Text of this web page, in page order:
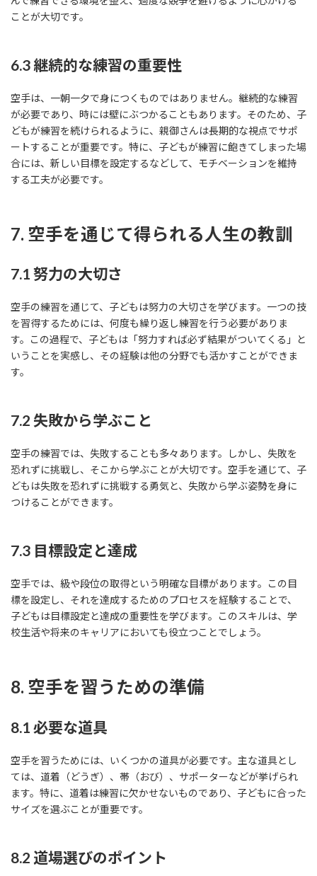
ことが大切です。
6.3 継続的な練習の重要性
空手は、一朝一夕で身につくものではありません。継続的な練習
が必要であり、時には壁にぶつかることもあります。そのため、子
どもが練習を続けられるように、親御さんは長期的な視点でサポ
ートすることが重要です。特に、子どもが練習に飽きてしまった場
合には、新しい目標を設定するなどして、モチベーションを維持
する工夫が必要です。
7. 空手を通じて得られる人生の教訓
7.1 努力の大切さ
空手の練習を通じて、子どもは努力の大切さを学びます。一つの技
を習得するためには、何度も繰り返し練習を行う必要がありま
す。この過程で、子どもは「努力すれば必ず結果がついてくる」と
いうことを実感し、その経験は他の分野でも活かすことができま
す。
7.2 失敗から学ぶこと
空手の練習では、失敗することも多々あります。しかし、失敗を
恐れずに挑戦し、そこから学ぶことが大切です。空手を通じて、子
どもは失敗を恐れずに挑戦する勇気と、失敗から学ぶ姿勢を身に
つけることができます。
7.3 目標設定と達成
空手では、級や段位の取得という明確な目標があります。この目
標を設定し、それを達成するためのプロセスを経験することで、
子どもは目標設定と達成の重要性を学びます。このスキルは、学
校生活や将来のキャリアにおいても役立つことでしょう。
8. 空手を習うための準備
8.1 必要な道具
空手を習うためには、いくつかの道具が必要です。主な道具とし
ては、道着（どうぎ）、帯（おび）、サポーターなどが挙げられ
ます。特に、道着は練習に欠かせないものであり、子どもに合った
サイズを選ぶことが重要です。
8.2 道場選びのポイント